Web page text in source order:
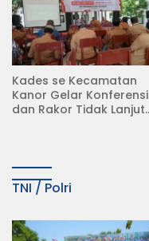
Kades se Kecamatan
Kanor Gelar Konferensi
dan Rakor Tidak Lanjut
TNI / Polri